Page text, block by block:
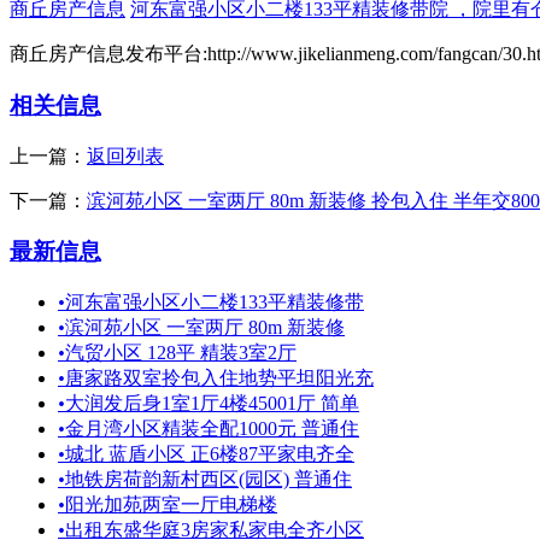
商丘房产信息 河东富强小区小二楼133平精装修带院 ，院里有
商丘房产信息发布平台:http://www.jikelianmeng.com/fangcan/
相关信息
上一篇： 返回列表
下一篇： 滨河苑小区 一室两厅 80m 新装修 拎包入住 半年交800
最新信息
•河东富强小区小二楼133平精装修带
•滨河苑小区 一室两厅 80m 新装修
•汽贸小区 128平 精装3室2厅
•唐家路双室拎包入住地势平坦阳光充
•大润发后身1室1厅4楼45001厅 简单
•金月湾小区精装全配1000元 普通住
•城北 蓝盾小区 正6楼87平家电齐全
•地铁房荷韵新村西区(园区) 普通住
•阳光加苑两室一厅电梯楼
•出租东盛华庭3房家私家电全齐小区